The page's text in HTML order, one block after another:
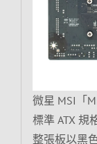
微星 MSI「
標準 ATX 規
整張板以黑